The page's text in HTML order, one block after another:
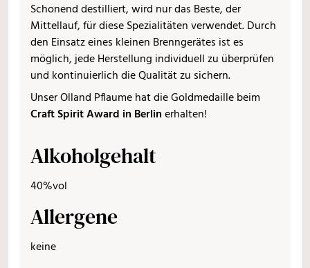
Schonend destilliert, wird nur das Beste, der
Mittellauf, für diese Spezialitäten verwendet. Durch
den Einsatz eines kleinen Brenngerätes ist es
möglich, jede Herstellung individuell zu überprüfen
und kontinuierlich die Qualität zu sichern.
Unser Olland Pflaume hat die Goldmedaille beim
Craft Spirit Award in Berlinerhalten!
Alkoholgehalt
40%vol
Allergene
keine